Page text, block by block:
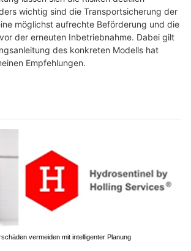
wichtig sind die Transportsicherung der
möglichst aufrechte Beförderung und die
der erneuten Inbetriebnahme. Dabei gilt
des konkreten Modells hat
Empfehlungen.
vermeiden mit intelligenter Planung